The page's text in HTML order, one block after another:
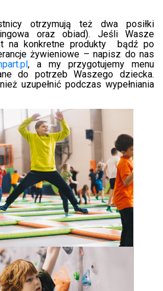
otrzymują też dwa posiłki
oraz obiad). Jeśli Wasze
na konkretne produkty bądź po
żywieniowe – napisz do nas
, a my przygotujemy menu
do potrzeb Waszego dziecka.
uzupełnić podczas wypełniania